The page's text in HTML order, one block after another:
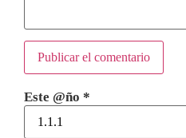
Este @ño *